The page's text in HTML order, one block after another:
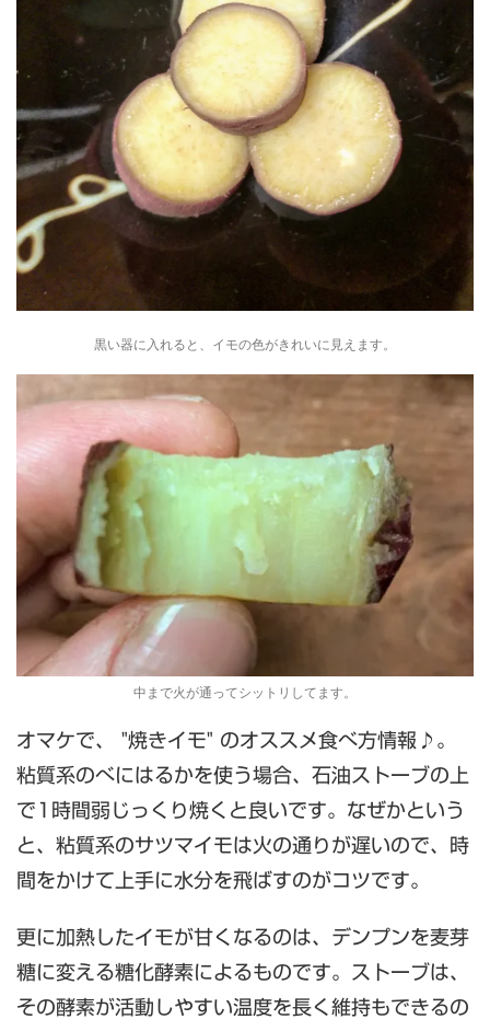
黒い器に入れると、イモの色がきれいに見えます。
中まで火が通ってシットリしてます。
オマケで、 "焼きイモ" のオススメ食べ方情報♪。
粘質系のべにはるかを使う場合、石油ストーブの上
で1時間弱じっくり焼くと良いです。なぜかという
と、粘質系のサツマイモは火の通りが遅いので、時
間をかけて上手に水分を飛ばすのがコツです。
更に加熱したイモが甘くなるのは、デンプンを麦芽
糖に変える糖化酵素によるものです。ストーブは、
その酵素が活動しやすい温度を長く維持もできるの